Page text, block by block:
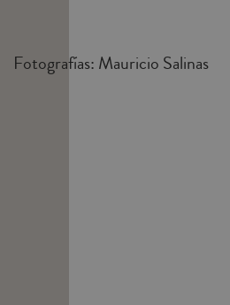
Fotografías: Mauricio Salinas